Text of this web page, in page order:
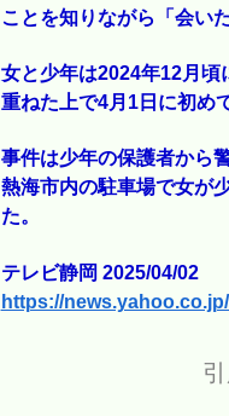
ことを知りながら「会い
女と少年は2024年12月頃
重ねた上で4月1日に初め
事件は少年の保護者から
熱海市内の駐車場で女が
た。
テレビ静岡 2025/04/02
https://